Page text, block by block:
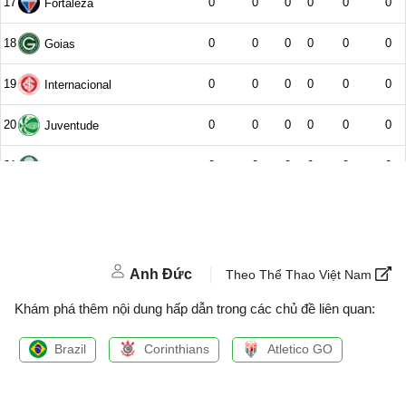
Anh Đức Theo Thể Thao Việt Nam
Khám phá thêm nội dung hấp dẫn trong các chủ đề liên quan:
Brazil Corinthians Atletico GO